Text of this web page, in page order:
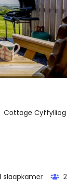
Cottage Cyffylliog
1 slaapkamer